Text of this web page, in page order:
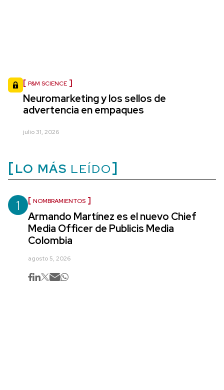
P&M SCIENCE
Neuromarketing y los sellos de
advertencia en empaques
julio 31, 2026
LO MÁS LEÍDO
1 NOMBRAMIENTOS
Armando Martínez es el nuevo Chief
Media Officer de Publicis Media
Colombia
agosto 5, 2026